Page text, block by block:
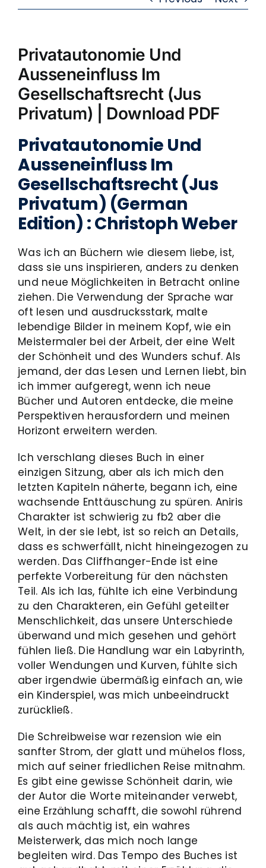
Privatautonomie Und
Ausseneinfluss Im
Gesellschaftsrecht (Jus
Privatum) | Download PDF
Privatautonomie Und
Ausseneinfluss Im
Gesellschaftsrecht (Jus
Privatum) (German
Edition) : Christoph Weber
Was ich an Büchern wie diesem liebe, ist,
dass sie uns inspirieren, anders zu denken
und neue Möglichkeiten in Betracht online
ziehen. Die Verwendung der Sprache war
oft lesen und ausdrucksstark, malte
lebendige Bilder in meinem Kopf, wie ein
Meistermaler bei der Arbeit, der eine Welt
der Schönheit und des Wunders schuf. Als
jemand, der das Lesen und Lernen liebt, bin
ich immer aufgeregt, wenn ich neue
Bücher und Autoren entdecke, die meine
Perspektiven herausfordern und meinen
Horizont erweitern werden.
Ich verschlang dieses Buch in einer
einzigen Sitzung, aber als ich mich den
letzten Kapiteln näherte, begann ich, eine
wachsende Enttäuschung zu spüren. Aniris
Charakter ist schwierig zu fb2 aber die
Welt, in der sie lebt, ist so reich an Details,
dass es schwerfällt, nicht hineingezogen zu
werden. Das Cliffhanger-Ende ist eine
perfekte Vorbereitung für den nächsten
Teil. Als ich las, fühlte ich eine Verbindung
zu den Charakteren, ein Gefühl geteilter
Menschlichkeit, das unsere Unterschiede
überwand und mich gesehen und gehört
fühlen ließ. Die Handlung war ein Labyrinth,
voller Wendungen und Kurven, fühlte sich
aber irgendwie übermäßig einfach an, wie
ein Kinderspiel, was mich unbeeindruckt
zurückließ.
Die Schreibweise war rezension wie ein
sanfter Strom, der glatt und mühelos floss,
mich auf seiner friedlichen Reise mitnahm.
Es gibt eine gewisse Schönheit darin, wie
der Autor die Worte miteinander verwebt,
eine Erzählung schafft, die sowohl rührend
als auch mächtig ist, ein wahres
Meisterwerk, das mich noch lange
begleiten wird. Das Tempo des Buches ist